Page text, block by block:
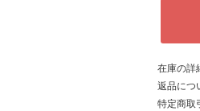
在庫の詳
返品につ
特定商取